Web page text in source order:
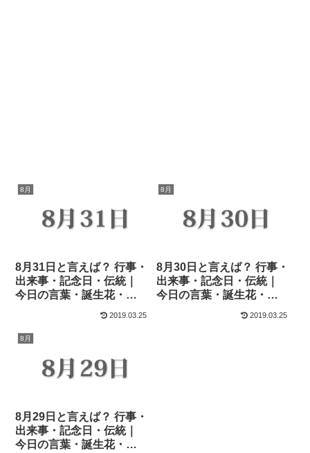
8月
8月31日と言えば？ 行事・
出来事・記念日・伝統｜
今日の言葉・誕生花・
2019.03.25
8月
8月30日と言えば？ 行事・
出来事・記念日・伝統｜
今日の言葉・誕生花・
2019.03.25
8月
8月29日と言えば？ 行事・
出来事・記念日・伝統｜
今日の言葉・誕生花・